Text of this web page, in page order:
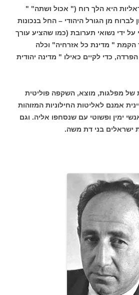
היא הלך רוח (" אכול ושתה" "
לברוח מן הגורל היהודי – החל בנכונות
ידי נשואי תערובת (כמו שהציע עורך
הקמת " מדינת כל אזרחיה" וכלה
כדי לקיים כאילו " מדינה יהודית
של מפלגות, מוצא, השקפה פוליטית
אמנם לאליטות החילוניות המזוהות
ימין ופשוטי עם שנסחפו אליה. וגם
ישראלים בני דת משה.